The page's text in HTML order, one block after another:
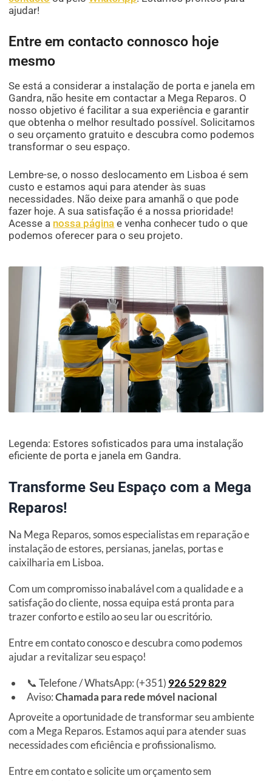
ajudar!
Entre em contacto connosco hoje
mesmo
Se está a considerar a instalação de porta e janela em
Gandra, não hesite em contactar a Mega Reparos. O
nosso objetivo é facilitar a sua experiência e garantir
que obtenha o melhor resultado possível. Solicitamos
o seu orçamento gratuito e descubra como podemos
transformar o seu espaço.
Lembre-se, o nosso deslocamento em Lisboa é sem
custo e estamos aqui para atender às suas
necessidades. Não deixe para amanhã o que pode
fazer hoje. A sua satisfação é a nossa prioridade!
Acesse a nossa página e venha conhecer tudo o que
podemos oferecer para o seu projeto.
Legenda: Estores sofisticados para uma instalação
eficiente de porta e janela em Gandra.
Transforme Seu Espaço com a Mega
Reparos!
Na Mega Reparos, somos especialistas em reparação e
instalação de estores, persianas, janelas, portas e
caixilharia em Lisboa.
Com um compromisso inabalável com a qualidade e a
satisfação do cliente, nossa equipa está pronta para
trazer conforto e estilo ao seu lar ou escritório.
Entre em contato conosco e descubra como podemos
ajudar a revitalizar seu espaço!
📞 Telefone / WhatsApp: (+351) 926 529 829
Aviso:Chamada para rede móvel nacional
Aproveite a oportunidade de transformar seu ambiente
com a Mega Reparos. Estamos aqui para atender suas
necessidades com eficiência e profissionalismo.
Entre em contato e solicite um orçamento sem